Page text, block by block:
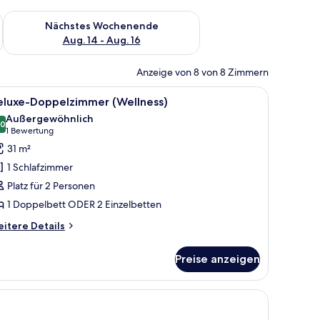
Aug. 7 - Aug. 9.
Nächstes Wochenende
Aug. 14 - Aug. 16
Überprüfe die Verfügbarkeit für nächstes Wochenende, Aug.
Anzeige von 8 von 8 Zimmern
Bett, einem Fernseher, einer Pflanze und einem Schreibtisch mit
Ein modernes Hotelzimmer mit einem
10 Doppelzimmer (Wellness)
von 10
Außergewöhnlich
1 Bewertung
(1
Bewertung)
31 m²
1 Schlafzimmer
Platz für 2 Personen
1 Doppelbett ODER 2 Einzelbetten
Details
Preise anzeigen
einem Fernseher und einem Schreibtisch mit Stuhl.